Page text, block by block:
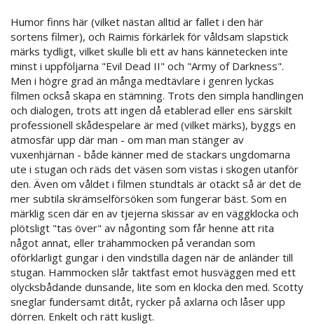
Humor finns här (vilket nästan alltid är fallet i den här
sortens filmer), och Raimis förkärlek för våldsam slapstick
märks tydligt, vilket skulle bli ett av hans kännetecken inte
minst i uppföljarna "Evil Dead II" och "Army of Darkness".
Men i högre grad än många medtävlare i genren lyckas
filmen också skapa en stämning. Trots den simpla handlingen
och dialogen, trots att ingen då etablerad eller ens särskilt
professionell skådespelare är med (vilket märks), byggs en
atmosfär upp där man - om man man stänger av
vuxenhjärnan - både känner med de stackars ungdomarna
ute i stugan och räds det väsen som vistas i skogen utanför
den. Även om våldet i filmen stundtals är otäckt så är det de
mer subtila skrämselförsöken som fungerar bäst. Som en
märklig scen där en av tjejerna skissar av en väggklocka och
plötsligt "tas över" av någonting som får henne att rita
något annat, eller trähammocken på verandan som
oförklarligt gungar i den vindstilla dagen när de anländer till
stugan. Hammocken slår taktfast emot husväggen med ett
olycksbådande dunsande, lite som en klocka den med. Scotty
sneglar fundersamt ditåt, rycker på axlarna och låser upp
dörren. Enkelt och rätt kusligt.